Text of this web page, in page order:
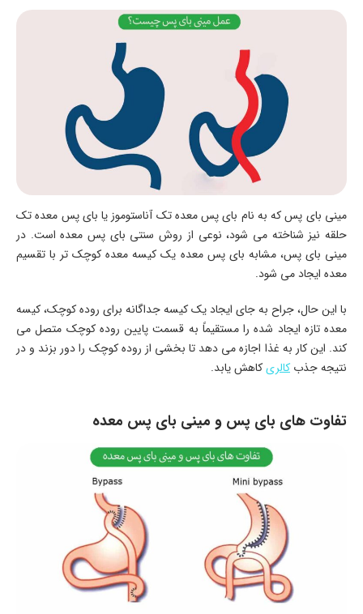
مینی بای پس که به نام بای پس معده تک آناستوموز یا بای پس معده تک
حلقه نیز شناخته می شود، نوعی از روش سنتی بای پس معده است. در
مینی بای پس، مشابه بای پس معده یک کیسه معده کوچک تر با تقسیم
معده ایجاد می شود.
با این حال، جراح به جای ایجاد یک کیسه جداگانه برای روده کوچک، کیسه
معده تازه ایجاد شده را مستقیماً به قسمت پایین روده کوچک متصل می
کند. این کار به غذا اجازه می دهد تا بخشی از روده کوچک را دور بزند و در
نتیجه جذب کالریکاهش یابد.
تفاوت های بای پس و مینی بای پس معده